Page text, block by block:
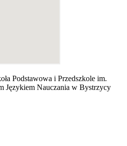
Podstawowa i Przedszkole im.
Językiem Nauczania w Bystrzycy